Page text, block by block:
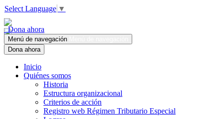
Select Language ▼
Dona ahora
Menú de navegación
Dona ahora
Inicio
Quiénes somos
Historia
Estructura organizacional
Criterios de acción
Registro web Régimen Tributario Especial